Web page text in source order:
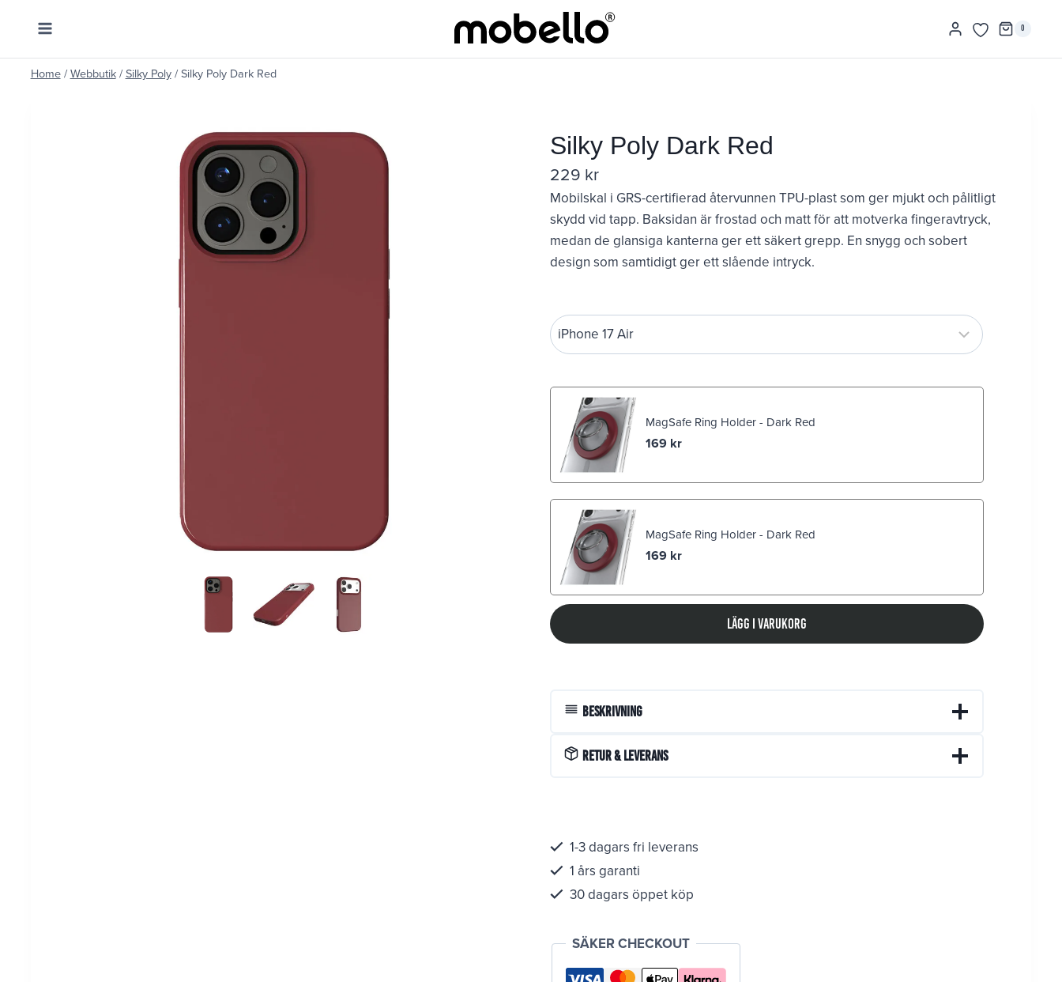
0
Home / Webbutik / Silky Poly / Silky Poly Dark Red
Silky Poly Dark Red
229 kr
Mobilskal i GRS-certifierad återvunnen TPU-plast som ger mjukt och pålitligt
skydd vid tapp. Baksidan är frostad och matt för att motverka fingeravtryck,
medan de glansiga kanterna ger ett säkert grepp. En snygg och sobert
design som samtidigt ger ett slående intryck.
MagSafe Ring Holder - Dark Red
169 kr
MagSafe Ring Holder - Dark Red
169 kr
Lägg i varukorg
Beskrivning
Retur & Leverans
1-3 dagars fri leverans
1 års garanti
30 dagars öppet köp
SÄKER CHECKOUT